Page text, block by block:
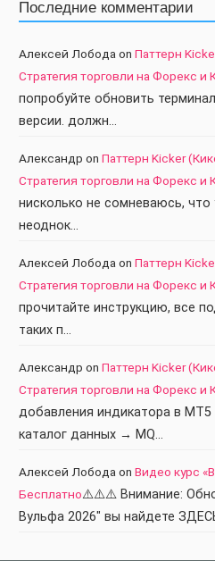
Последние комментарии
Алексей Лобода on Паттерн
Стратегия торговли на Форекс и
попробуйте обновить
версии. должн…
Александр on Паттерн Kicker
Стратегия торговли на Форекс и
нисколько не сомневаюсь,
неоднок…
Алексей Лобода on Паттерн
Стратегия торговли на Форекс и
прочитайте инструкцию, все
таких п…
Александр on Паттерн Kicker
Стратегия торговли на Форекс и
добавления индикатора в
каталог данных → MQ…
Алексей Лобода on Видео курс
Бесплатно⚠️⚠️⚠️ Внимание:
Вульфа 2026" вы найдете